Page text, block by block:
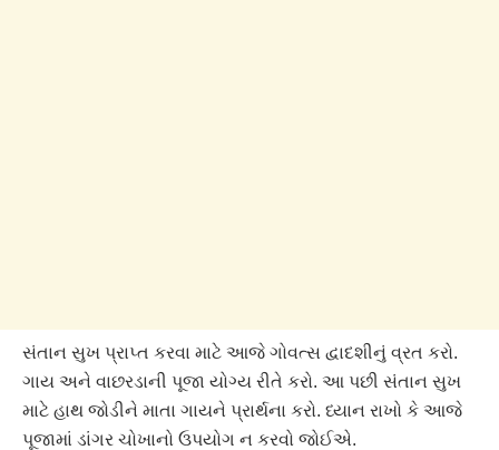
સંતાન સુખ પ્રાપ્ત કરવા માટે આજે ગોવત્સ દ્વાદશીનું વ્રત કરો.
ગાય અને વાછરડાની પૂજા યોગ્ય રીતે કરો. આ પછી સંતાન સુખ
માટે હાથ જોડીને માતા ગાયને પ્રાર્થના કરો. ધ્યાન રાખો કે આજે
પૂજામાં ડાંગર ચોખાનો ઉપયોગ ન કરવો જોઈએ.